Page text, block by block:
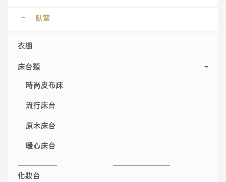
臥室
衣櫥
床台類
時尚皮布床
流行床台
原木床台
暖心床台
化妝台